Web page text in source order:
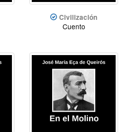
Civilización
Cuento